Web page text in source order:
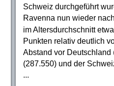
Schweiz durchgeführt
Ravenna nun wieder
im Altersdurchschnitt
Punkten relativ deutlich
Abstand vor
(287.550) und der